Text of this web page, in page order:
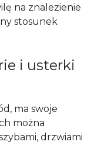
na znalezienie
stosunek
i usterki
ma swoje
można
drzwiami